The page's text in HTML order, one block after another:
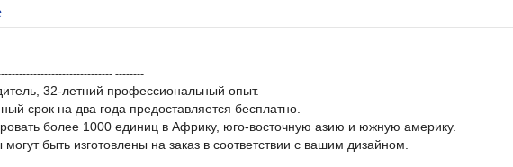
--------
32-летний профессиональный опыт.
срок на два года предоставляется бесплатно.
более 1000 единиц в Африку, юго-восточную азию и южную америку.
могут быть изготовлены на заказ в соответствии с вашим дизайном.